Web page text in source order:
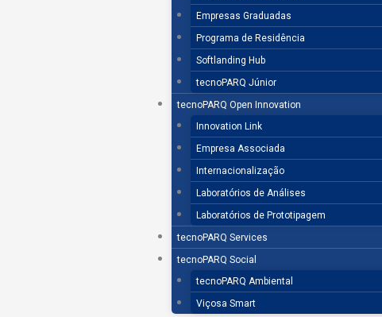
Empresas Graduadas
Programa de Residência
Softlanding Hub
tecnoPARQ Júnior
tecnoPARQ Open Innovation
Innovation Link
Empresa Associada
Internacionalização
Laboratórios de Análises
Laboratórios de Prototipagem
tecnoPARQ Services
tecnoPARQ Social
tecnoPARQ Ambiental
Viçosa Smart